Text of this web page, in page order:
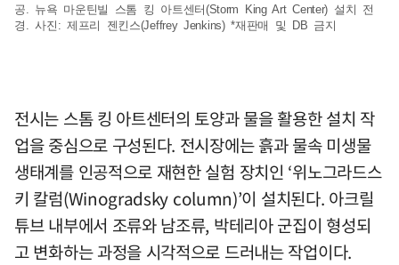
공. 뉴욕 마운틴빌 스톰 킹 아트센터(Storm King Art Center) 설치 전
경. 사진: 제프리 젠킨스(Jeffrey Jenkins) *재판매 및 DB 금지
전시는 스톰 킹 아트센터의 토양과 물을 활용한 설치 작
업을 중심으로 구성된다. 전시장에는 흙과 물속 미생물
생태계를 인공적으로 재현한 실험 장치인 ‘위노그라드스
키 칼럼(Winogradsky column)’이 설치된다. 아크릴
튜브 내부에서 조류와 남조류, 박테리아 군집이 형성되
고 변화하는 과정을 시각적으로 드러내는 작업이다.